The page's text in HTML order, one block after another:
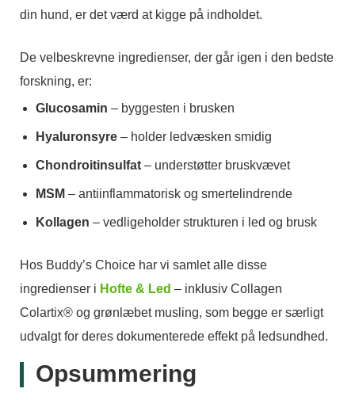
din hund, er det værd at kigge på indholdet.
De velbeskrevne ingredienser, der går igen i den bedste
forskning, er:
Glucosamin – byggesten i brusken
Hyaluronsyre – holder ledvæsken smidig
Chondroitinsulfat – understøtter bruskvævet
MSM – antiinflammatorisk og smertelindrende
Kollagen – vedligeholder strukturen i led og brusk
Hos Buddy’s Choice har vi samlet alle disse
ingredienser i Hofte & Led – inklusiv Collagen
Colartix® og grønlæbet musling, som begge er særligt
udvalgt for deres dokumenterede effekt på ledsundhed.
Opsummering